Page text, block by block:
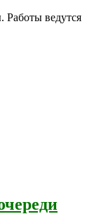
Работы ведутся